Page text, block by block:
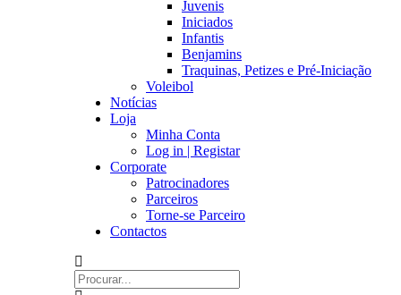
Juvenis
Iniciados
Infantis
Benjamins
Traquinas, Petizes e Pré-Iniciação
Voleibol
Notícias
Loja
Minha Conta
Log in | Registar
Corporate
Patrocinadores
Parceiros
Torne-se Parceiro
Contactos